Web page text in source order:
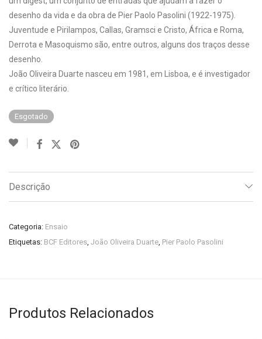
desenho da vida e da obra de Pier Paolo Pasolini (1922-1975).
Juventude e Pirilampos, Callas, Gramsci e Cristo, África e Roma,
Derrota e Masoquismo são, entre outros, alguns dos traços desse
desenho.
João Oliveira Duarte nasceu em 1981, em Lisboa, e é investigador
e crítico literário.
Esgotado
Descrição
Categoria: Ensaio
Etiquetas: BCF Editores, João Oliveira Duarte, Pier Paolo Pasolini
Produtos Relacionados